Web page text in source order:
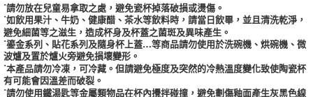
˙請勿放在兒童易拿取之處，避免瓷杯掉落破損或燙傷。
˙如飲用果汁、牛奶、健康醋、茶水等飲料時，請當日飲畢，並且清洗乾淨，
避免細菌等之滋生，造成杯身及杯蓋之菌斑及異味產生。
˙鎏金系列、貼花系列及隨身杯上蓋…等商品請勿使用於洗碗機、烘碗機、微
波爐及置於爐火旁避免損壞變形。
˙本產品請勿冷凍，可冷藏。但請避免極度及突然的冷熱溫度變化致使陶瓷杯
有可能會因溫差而破裂。
˙請勿使用鐵湯匙等金屬類物品在杯內攪拌碰撞，避免劃傷釉面產生灰黑色線